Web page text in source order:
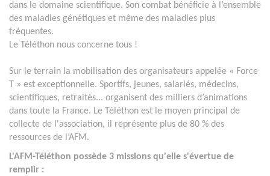
dans le domaine scientifique. Son combat bénéficie à l’ensemble
des maladies génétiques et même des maladies plus
fréquentes.
Le Téléthon nous concerne tous !
Sur le terrain la mobilisation des organisateurs appelée « Force
T » est exceptionnelle. Sportifs, jeunes, salariés, médecins,
scientifiques, retraités... organisent des milliers d’animations
dans toute la France. Le Téléthon est le moyen principal de
collecte de l'association, il représente plus de 80 % des
ressources de l’AFM.
L'AFM-Téléthon possède 3 missions qu'elle s'évertue de
remplir :